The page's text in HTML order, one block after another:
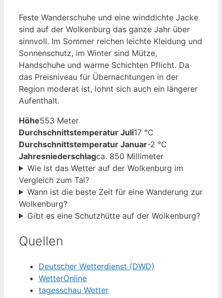
Feste Wanderschuhe und eine winddichte Jacke
sind auf der Wolkenburg das ganze Jahr über
sinnvoll. Im Sommer reichen leichte Kleidung und
Sonnenschutz, im Winter sind Mütze,
Handschuhe und warme Schichten Pflicht. Da
das Preisniveau für Übernachtungen in der
Region moderat ist, lohnt sich auch ein längerer
Aufenthalt.
Höhe553 Meter
Durchschnittstemperatur Juli17 °C
Durchschnittstemperatur Januar-2 °C
Jahresniederschlagca. 850 Millimeter
Wie ist das Wetter auf der Wolkenburg im
Vergleich zum Tal?
Wann ist die beste Zeit für eine Wanderung zur
Wolkenburg?
Gibt es eine Schutzhütte auf der Wolkenburg?
Quellen
Deutscher Wetterdienst (DWD)
WetterOnline
tagesschau Wetter